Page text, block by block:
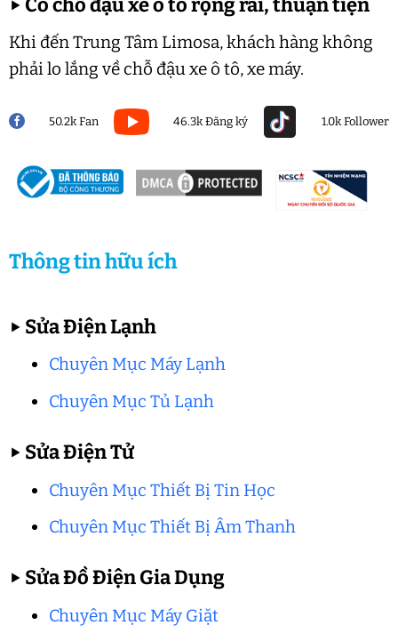
▶ Có chỗ đậu xe ô tô rộng rãi, thuận tiện
Khi đến Trung Tâm Limosa, khách hàng không
phải lo lắng về chỗ đậu xe ô tô, xe máy.
50.2k Fan 46.3k Đăng ký 1.0k Follower
Thông tin hữu ích
▶ Sửa Điện Lạnh
Chuyên Mục Máy Lạnh
Chuyên Mục Tủ Lạnh
▶ Sửa Điện Tử
Chuyên Mục Thiết Bị Tin Học
Chuyên Mục Thiết Bị Âm Thanh
▶ Sửa Đồ Điện Gia Dụng
Chuyên Mục Máy Giặt